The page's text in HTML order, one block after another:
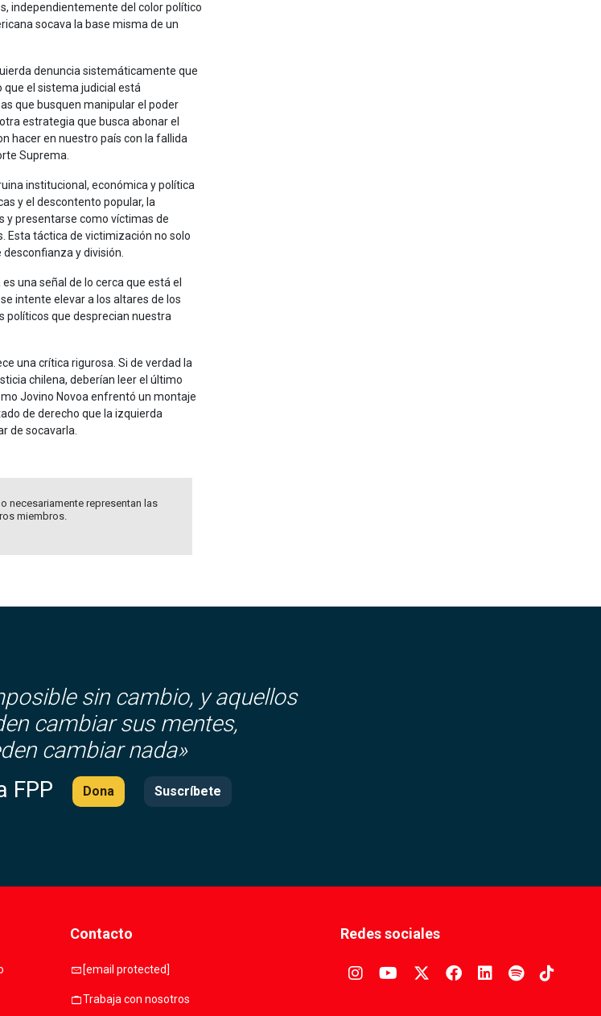
independientemente del color político
socava la base misma de un
denuncia sistemáticamente que
que el sistema judicial está
que busquen manipular el poder
estrategia que busca abonar el
hacer en nuestro país con la fallida
Suprema.
institucional, económica y política
y el descontento popular, la
y presentarse como víctimas de
Esta táctica de victimización no solo
y división.
una señal de lo cerca que está el
intente elevar a los altares de los
políticos que desprecian nuestra
una crítica rigurosa. Si de verdad la
chilena, deberían leer el último
Jovino Novoa enfrentó un montaje
de derecho que la izquierda
de socavarla.
necesariamente representan las
miembros.
sin cambio, y aquellos
cambiar sus mentes,
cambiar nada»
FPP
Dona Suscríbete
Contacto
mail [email protected]
workTrabaja con nosotros
Redes sociales